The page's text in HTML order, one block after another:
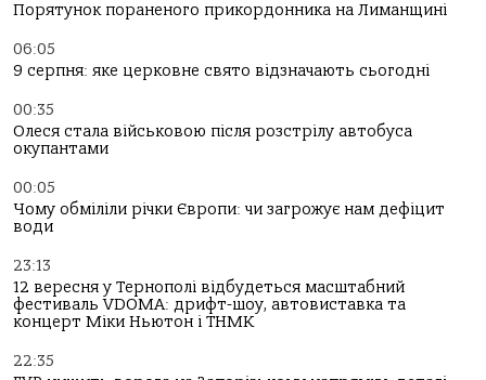
Порятунок пораненого прикордонника на Лиманщині
06:05
9 серпня: яке церковне свято відзначають сьогодні
00:35
Олеся стала військовою після розстрілу автобуса
окупантами
00:05
Чому обміліли річки Європи: чи загрожує нам дефіцит
води
23:13
12 вересня у Тернополі відбудеться масштабний
фестиваль VDOMA: дрифт-шоу, автовиставка та
концерт Міки Ньютон і ТНМК
22:35